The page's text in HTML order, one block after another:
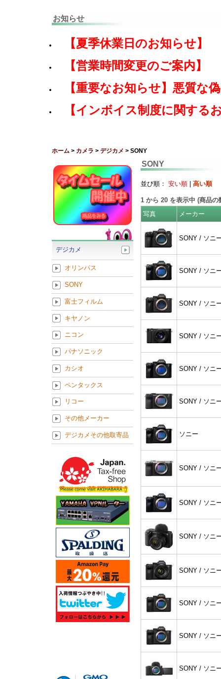
お知らせ
【夏季休業日のお知らせ】
【営業時間変更のご案内】
【重要なお知らせ】悪質な
【インボイス制度に関する
ホーム > カメラ > デジカメ > SONY
SONY
並び順： 安い順 高い順
1 から 20 を表示中 (商品
写真
メーカー
SONY / ソニ
SONY / ソニ
SONY / ソニ
SONY / ソニ
SONY / ソニ
SONY / ソニ
ソニー
SONY / ソニ
SONY / ソニ
SONY / ソニ
SONY / ソニ
SONY / ソニ
SONY / ソニ
SONY / ソニ
デジカメ
オリンパス
SONY
富士フィルム
キヤノン
ニコン
パナソニック
カシオ
ペンタックス
リコー
その他メーカー
デジカメその他取寄品